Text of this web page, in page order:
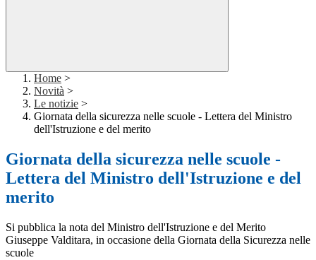
Home >
Novità >
Le notizie >
Giornata della sicurezza nelle scuole - Lettera del Ministro
dell'Istruzione e del merito
Giornata della sicurezza nelle scuole -
Lettera del Ministro dell'Istruzione e del
merito
Si pubblica la nota del Ministro dell'Istruzione e del Merito
Giuseppe Valditara, in occasione della Giornata della Sicurezza nelle
scuole